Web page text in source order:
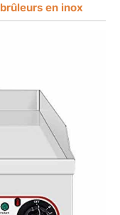
en inox